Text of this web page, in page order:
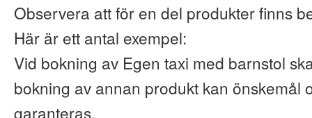
Observera att för en del produkter finns
Här är ett antal exempel:
Vid bokning av Egen taxi med barnstol
bokning av annan produkt kan önskemål
garanteras.